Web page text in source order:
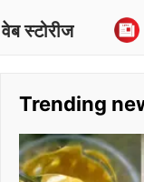
वेब स्टोरीज
Trending